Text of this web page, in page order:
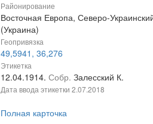
Районирование
Восточная Европа, Северо-
(Украина)
Геопривязка
49,5941, 36,276
Этикетка
12.04.1914. Собр. Залесский К.
Дата ввода этикетки 2.07.2018
Полная карточка